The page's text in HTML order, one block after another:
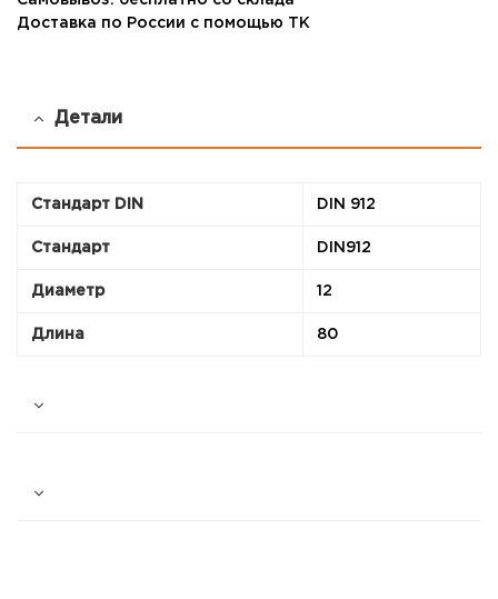
Доставка по России с помощью ТК
Детали
Стандарт DIN DIN 912
Стандарт DIN912
Диаметр 12
Длина 80